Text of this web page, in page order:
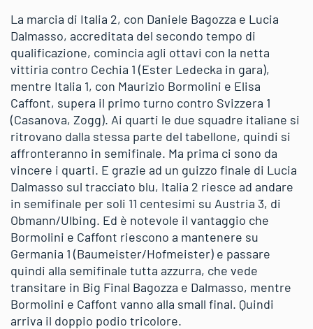
La marcia di Italia 2, con Daniele Bagozza e Lucia
Dalmasso, accreditata del secondo tempo di
qualificazione, comincia agli ottavi con la netta
vittiria contro Cechia 1 (Ester Ledecka in gara),
mentre Italia 1, con Maurizio Bormolini e Elisa
Caffont, supera il primo turno contro Svizzera 1
(Casanova, Zogg). Ai quarti le due squadre italiane si
ritrovano dalla stessa parte del tabellone, quindi si
affronteranno in semifinale. Ma prima ci sono da
vincere i quarti. E grazie ad un guizzo finale di Lucia
Dalmasso sul tracciato blu, Italia 2 riesce ad andare
in semifinale per soli 11 centesimi su Austria 3, di
Obmann/Ulbing. Ed è notevole il vantaggio che
Bormolini e Caffont riescono a mantenere su
Germania 1 (Baumeister/Hofmeister) e passare
quindi alla semifinale tutta azzurra, che vede
transitare in Big Final Bagozza e Dalmasso, mentre
Bormolini e Caffont vanno alla small final. Quindi
arriva il doppio podio tricolore.